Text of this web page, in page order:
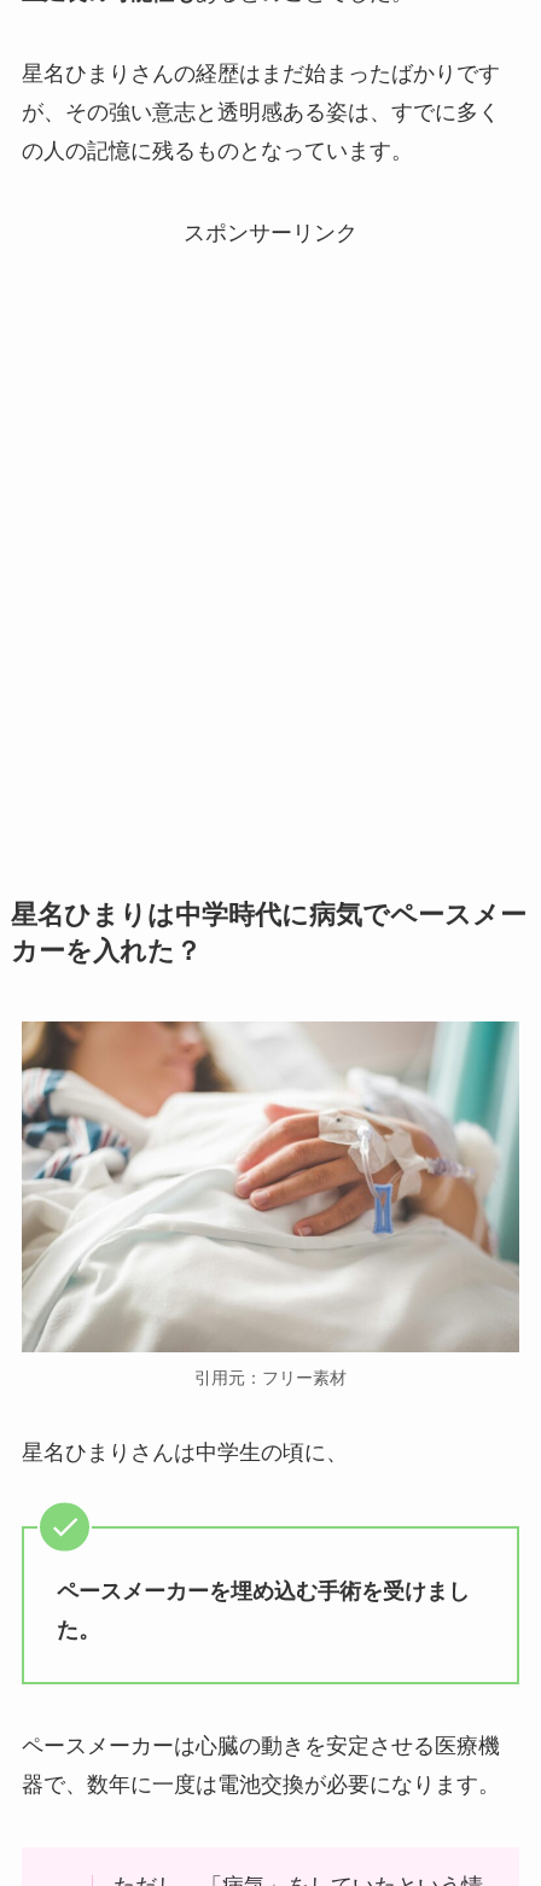
星名ひまりさんの経歴はまだ始まったばかりです
が、その強い意志と透明感ある姿は、すでに多く
の人の記憶に残るものとなっています。
スポンサーリンク
星名ひまりは中学時代に病気でペースメー
カーを入れた？
引用元：フリー素材
星名ひまりさんは中学生の頃に、
ペースメーカーを埋め込む手術を受けまし
た。
ペースメーカーは心臓の動きを安定させる医療機
器で、数年に一度は電池交換が必要になります。